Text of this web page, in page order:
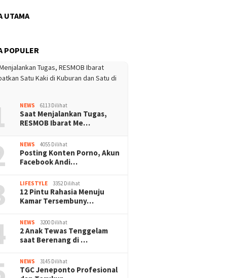
UTAMA
POPULER
NEWS 6113 Dilihat
Saat Menjalankan Tugas,
RESMOB Ibarat Me…
NEWS 4055 Dilihat
Posting Konten Porno, Akun
Facebook Andi…
LIFESTYLE 3352 Dilihat
12 Pintu Rahasia Menuju
Kamar Tersembuny…
NEWS 3200 Dilihat
2 Anak Tewas Tenggelam
saat Berenang di …
NEWS 3145 Dilihat
TGC Jeneponto Profesional